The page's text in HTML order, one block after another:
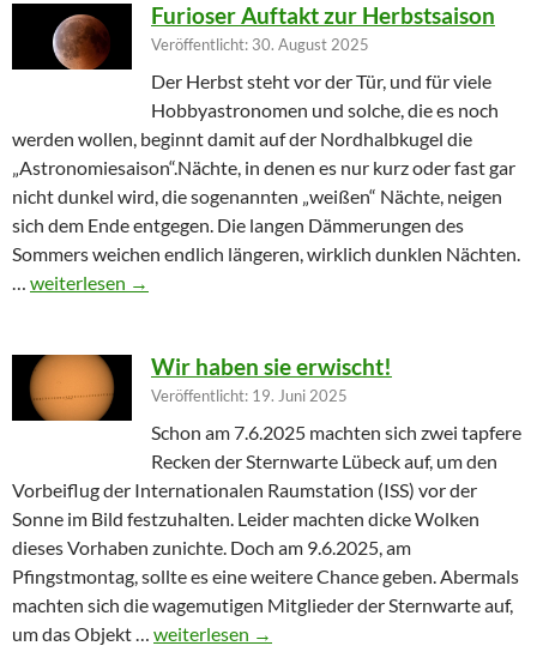
Furioser Auftakt zur Herbstsaison
Veröffentlicht: 30. August 2025
Der Herbst steht vor der Tür, und für viele
Hobbyastronomen und solche, die es noch
werden wollen, beginnt damit auf der Nordhalbkugel die
„Astronomiesaison“.Nächte, in denen es nur kurz oder fast gar
nicht dunkel wird, die sogenannten „weißen“ Nächte, neigen
sich dem Ende entgegen. Die langen Dämmerungen des
Sommers weichen endlich längeren, wirklich dunklen Nächten.
… Furioser Auftakt zur Herbstsaison
weiterlesen →
Wir haben sie erwischt!
Veröffentlicht: 19. Juni 2025
Schon am 7.6.2025 machten sich zwei tapfere
Recken der Sternwarte Lübeck auf, um den
Vorbeiflug der Internationalen Raumstation (ISS) vor der
Sonne im Bild festzuhalten. Leider machten dicke Wolken
dieses Vorhaben zunichte. Doch am 9.6.2025, am
Pfingstmontag, sollte es eine weitere Chance geben. Abermals
machten sich die wagemutigen Mitglieder der Sternwarte auf,
um das Objekt … Wir haben sie erwischt!
weiterlesen →